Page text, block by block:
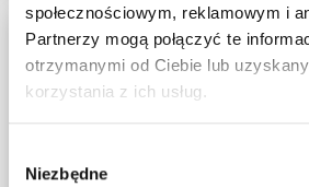
społecznościowym, reklamowym i
Partnerzy mogą połączyć te
otrzymanymi od Ciebie lub
korzystania z ich usług.
zgody
Niezbędne